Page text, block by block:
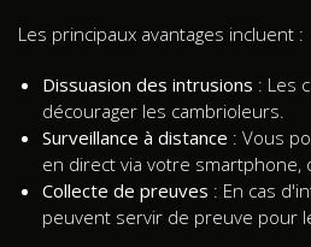
Les principaux avantages incluent :
Dissuasion des intrusions : Les
décourager les cambrioleurs.
Surveillance à distance : Vous
en direct via votre smartphone,
Collecte de preuves : En cas
peuvent servir de preuve pour